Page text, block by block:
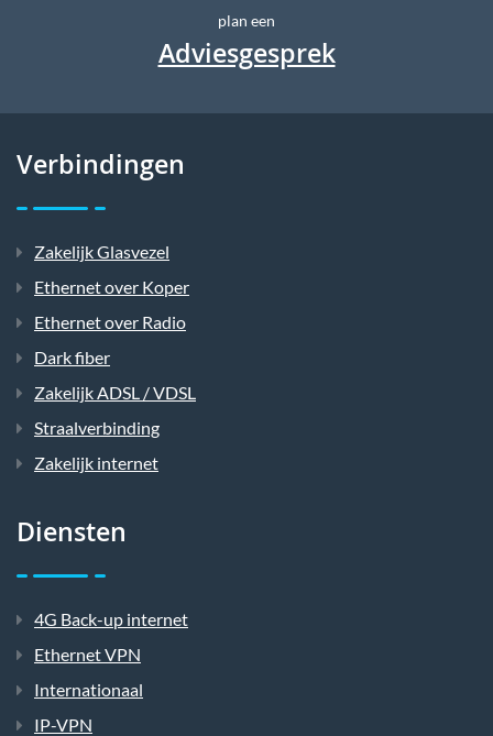
plan een
Adviesgesprek
Verbindingen
Zakelijk Glasvezel
Ethernet over Koper
Ethernet over Radio
Dark fiber
Zakelijk ADSL / VDSL
Straalverbinding
Zakelijk internet
Diensten
4G Back-up internet
Ethernet VPN
Internationaal
IP-VPN